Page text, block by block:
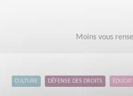
Moins vous
CULTURE DÉFENSE DES DROITS